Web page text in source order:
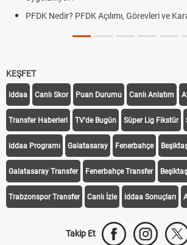
PFDK Nedir? PFDK Açılımı, Görevleri ve
KEŞFET
iddaa Canlı Skor Puan Durumu Canlı Anlatım
Transfer Haberleri TV'de Bugün Süper Lig Fikstür
iddaa Programı Galatasaray Fenerbahçe
Galatasaray Transfer Fenerbahçe Transfer
Trabzonspor Transfer Canlı İzle iddaa Sonuçları
Takip Et